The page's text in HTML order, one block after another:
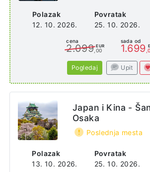
Polazak
12. 10. 2026.
Povratak
25. 10. 2026.
cena
2.099 EUR
,00
sada od
1.699
Pogledaj Upit
Polazak
13. 10. 2026.
Povratak
25. 10. 2026.
Japan i Kina -
Osaka
Poslednja mesta